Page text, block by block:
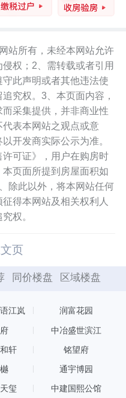
站所有，未经本网站允许
权；2、需转载或者引用
此声明或者其他违法使
究权。3、本页面内容，
采集提供，并非商业性
表本网站之观点或意
开发商实际公示为准。
可证》，用户在购房时
页面所提到房屋面积如
除此以外，将本网站任何
得本网站及相关权利人
权。
页
同价楼盘 区域楼盘
江岚 润富花园
中冶盛世滨江
轩 铭望府
通宇博园
玺 中建国熙公馆